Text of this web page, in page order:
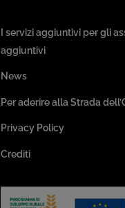
I servizi aggiuntivi per gli
aggiuntivi
News
Per aderire alla Strada
Privacy Policy
Crediti